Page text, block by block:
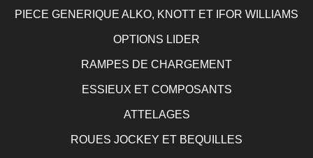
PIECE GENERIQUE ALKO, KNOTT ET IFOR WILLIAMS
OPTIONS LIDER
RAMPES DE CHARGEMENT
ESSIEUX ET COMPOSANTS
ATTELAGES
ROUES JOCKEY ET BEQUILLES